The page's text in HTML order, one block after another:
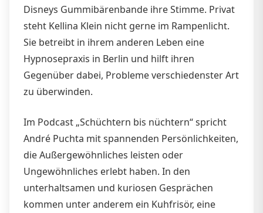
Disneys Gummibärenbande ihre Stimme. Privat
steht Kellina Klein nicht gerne im Rampenlicht.
Sie betreibt in ihrem anderen Leben eine
Hypnosepraxis in Berlin und hilft ihren
Gegenüber dabei, Probleme verschiedenster Art
zu überwinden.
Im Podcast „Schüchtern bis nüchtern“ spricht
André Puchta mit spannenden Persönlichkeiten,
die Außergewöhnliches leisten oder
Ungewöhnliches erlebt haben. In den
unterhaltsamen und kuriosen Gesprächen
kommen unter anderem ein Kuhfrisör, eine